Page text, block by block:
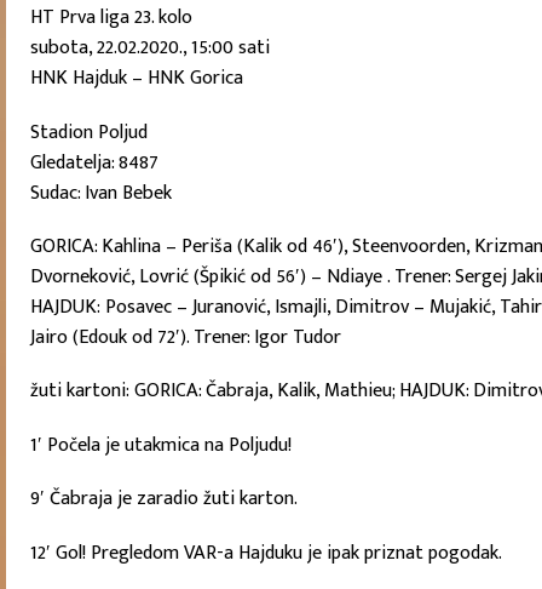
HT Prva liga 23. kolo
subota, 22.02.2020., 15:00 sati
HNK Hajduk – HNK Gorica
Stadion Poljud
Gledatelja: 8487
Sudac: Ivan Bebek
GORICA: Kahlina – Periša (Kalik od 46′), Steenvoorden,
Dvorneković, Lovrić (Špikić od 56′) – Ndiaye . Trener: Sergej
HAJDUK: Posavec – Juranović, Ismajli, Dimitrov – Mujakić,
Jairo (Edouk od 72′). Trener: Igor Tudor
žuti kartoni: GORICA: Čabraja, Kalik, Mathieu; HAJDUK:
1′ Počela je utakmica na Poljudu!
9′ Čabraja je zaradio žuti karton.
12′ Gol! Pregledom VAR-a Hajduku je ipak priznat pogodak.